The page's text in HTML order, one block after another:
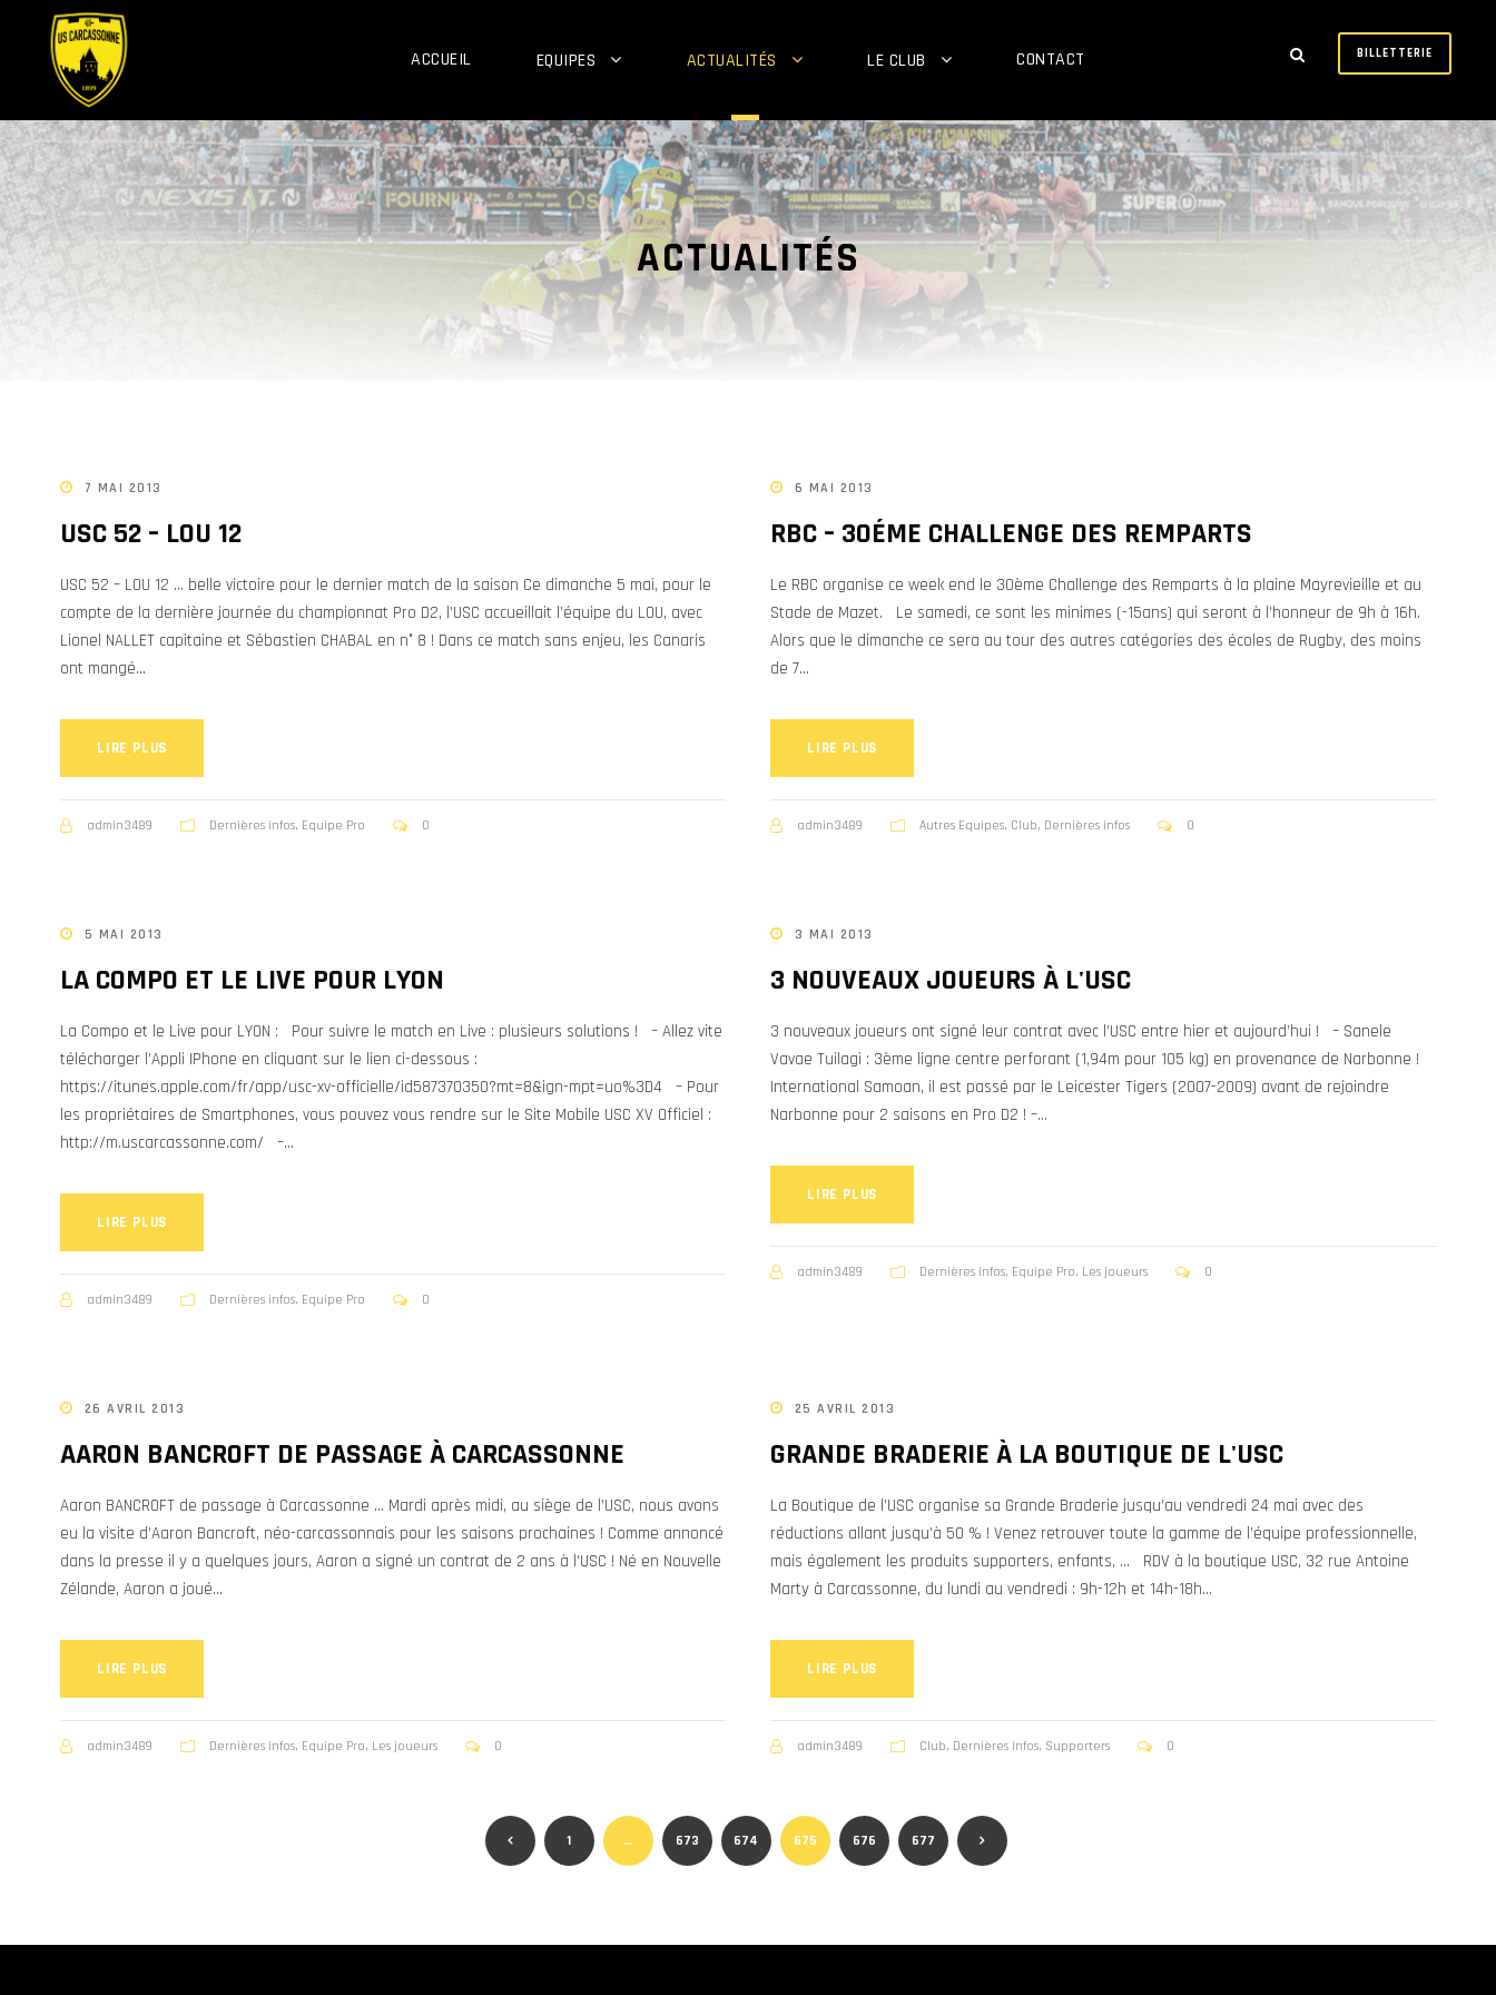
ACCUEIL EQUIPES ACTUALITÉS LE CLUB CONTACT BILLETTERIE
ACTUALITÉS
7 MAI 2013
USC 52 – LOU 12
USC 52 – LOU 12 … belle victoire pour le dernier match de la saison Ce dimanche 5 mai, pour le
compte de la dernière journée du championnat Pro D2, l’USC accueillait l’équipe du LOU, avec
Lionel NALLET capitaine et Sébastien CHABAL en n° 8 ! Dans ce match sans enjeu, les Canaris
ont mangé...
LIRE PLUS
admin3489 Dernières infos, Equipe Pro 0
6 MAI 2013
RBC – 30ÉME CHALLENGE DES REMPARTS
Le RBC organise ce week end le 30ème Challenge des Remparts à la plaine Mayrevieille et au
Stade de Mazet. Le samedi, ce sont les minimes (-15ans) qui seront à l’honneur de 9h à 16h.
Alors que le dimanche ce sera au tour des autres catégories des écoles de Rugby, des moins
de 7...
LIRE PLUS
admin3489 Autres Equipes, Club, Dernières infos 0
5 MAI 2013
LA COMPO ET LE LIVE POUR LYON
La Compo et le Live pour LYON : Pour suivre le match en Live : plusieurs solutions ! – Allez vite
télécharger l’Appli IPhone en cliquant sur le lien ci-dessous :
https://itunes.apple.com/fr/app/usc-xv-officielle/id587370350?mt=8&ign-mpt=uo%3D4 – Pour
les propriétaires de Smartphones, vous pouvez vous rendre sur le Site Mobile USC XV Officiel :
http://m.uscarcassonne.com/ –...
LIRE PLUS
admin3489 Dernières infos, Equipe Pro 0
3 MAI 2013
3 NOUVEAUX JOUEURS À L'USC
3 nouveaux joueurs ont signé leur contrat avec l’USC entre hier et aujourd’hui ! – Sanele
Vavae Tuilagi : 3ème ligne centre perforant (1,94m pour 105 kg) en provenance de Narbonne !
International Samoan, il est passé par le Leicester Tigers (2007-2009) avant de rejoindre
Narbonne pour 2 saisons en Pro D2 ! –...
LIRE PLUS
admin3489 Dernières infos, Equipe Pro, Les joueurs 0
26 AVRIL 2013
AARON BANCROFT DE PASSAGE À CARCASSONNE
Aaron BANCROFT de passage à Carcassonne … Mardi après midi, au siège de l’USC, nous avons
eu la visite d’Aaron Bancroft, néo-carcassonnais pour les saisons prochaines ! Comme annoncé
dans la presse il y a quelques jours, Aaron a signé un contrat de 2 ans à l’USC ! Né en Nouvelle
Zélande, Aaron a joué...
LIRE PLUS
admin3489 Dernières infos, Equipe Pro, Les joueurs 0
25 AVRIL 2013
GRANDE BRADERIE À LA BOUTIQUE DE L'USC
La Boutique de l’USC organise sa Grande Braderie jusqu’au vendredi 24 mai avec des
réductions allant jusqu’à 50 % ! Venez retrouver toute la gamme de l’équipe professionnelle,
mais également les produits supporters, enfants, … RDV à la boutique USC, 32 rue Antoine
Marty à Carcassonne, du lundi au vendredi : 9h-12h et 14h-18h...
LIRE PLUS
admin3489 Club, Dernières infos, Supporters 0
1 … 673 674 675 676 677